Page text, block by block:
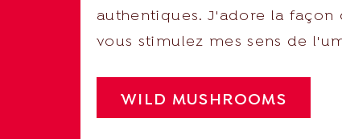
authentiques. J'adore la façon
vous stimulez mes sens de
WILD MUSHROOMS